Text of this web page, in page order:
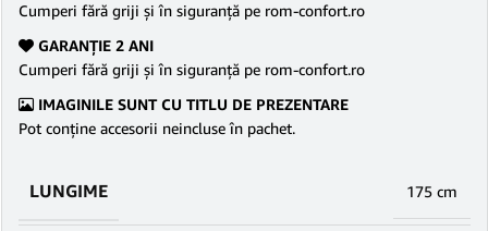
Cumperi fără griji şi în siguranţă pe rom-confort.ro
GARANŢIE 2 ANI
Cumperi fără griji şi în siguranţă pe rom-confort.ro
IMAGINILE SUNT CU TITLU DE PREZENTARE
Pot conține accesorii neincluse în pachet.
LUNGIME 175 cm